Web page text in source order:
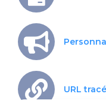
URL